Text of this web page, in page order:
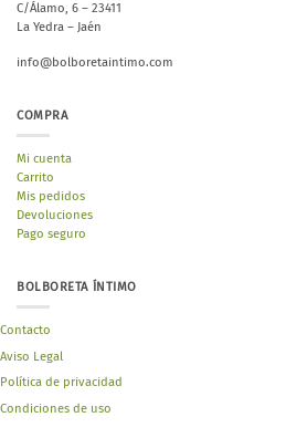
C/Álamo, 6 – 23411
La Yedra – Jaén
info@bolboretaintimo.com
COMPRA
Mi cuenta
Carrito
Mis pedidos
Devoluciones
Pago seguro
BOLBORETA ÍNTIMO
Contacto
Aviso Legal
Política de privacidad
Condiciones de uso